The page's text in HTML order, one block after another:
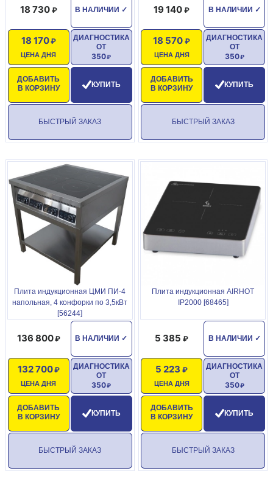
Масса, кг 120 В НАЛИЧИИ ✓
18 730
ЦЕНА ДНЯ
18 170
ДОБАВИТЬ
В КОРЗИНУ
ДИАГНОСТИКА
ОТ
350
КУПИТЬ
БЫСТРЫЙ ЗАКАЗ
В НАЛИЧИИ ✓
19 140
ЦЕНА ДНЯ
18 570
ДОБАВИТЬ
В КОРЗИНУ
ДИАГНОСТИКА
ОТ
350
КУПИТЬ
БЫСТРЫЙ ЗАКАЗ
Плита индукционная ЦМИ ПИ-4
напольная, 4 конфорки по 3,5кВт
[56244]
В НАЛИЧИИ ✓
136 800
ЦЕНА ДНЯ
132 700
ДОБАВИТЬ
В КОРЗИНУ
ДИАГНОСТИКА
ОТ
350
КУПИТЬ
БЫСТРЫЙ ЗАКАЗ
Плита индукционная AIRHOT
IP2000 [68465]
В НАЛИЧИИ ✓
5 385
ЦЕНА ДНЯ
5 223
ДОБАВИТЬ
В КОРЗИНУ
ДИАГНОСТИКА
ОТ
350
КУПИТЬ
БЫСТРЫЙ ЗАКАЗ